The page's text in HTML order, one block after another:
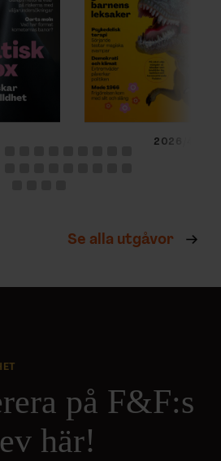
2026/4
Se alla utgåvor
på F&F:s
här!